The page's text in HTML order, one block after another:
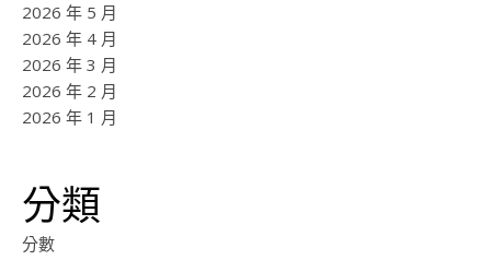
2026 年 5 月
2026 年 4 月
2026 年 3 月
2026 年 2 月
2026 年 1 月
分類
分數